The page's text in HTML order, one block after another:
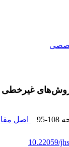
غیرخطی
95-108 اصل
10.22059/